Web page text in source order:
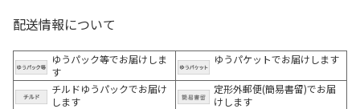
配送情報について
ゆうパック等でお届けしま
す
ゆうパケットでお届けします
チルドゆうパックでお届け
します
定形外郵便(簡易書留)でお届
けします